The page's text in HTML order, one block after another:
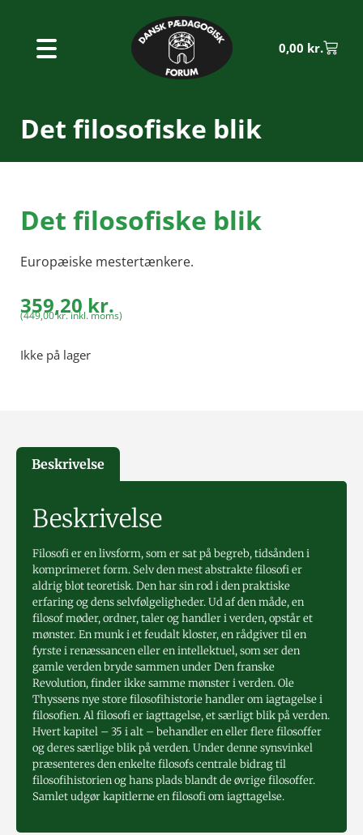
0,00 kr.
Det filosofiske blik
Det filosofiske blik
Europæiske mestertænkere.
359,20kr.
(449,00kr.inkl. moms)
Ikke på lager
Beskrivelse
Beskrivelse
Filosofi er en livsform, som er sat på begreb, tidsånden i
kom­pri­meret form. Selv den mest abstrakte filosofi er
aldrig blot teoretisk. Den har sin rod i den praktiske
erfaring og dens selvfølgeligheder. Ud af den måde, en
filosof møder, ordner, taler og handler i verden, opstår et
mønster. En munk i et feudalt kloster, en rådgiver til en
fyrste i renæssancen eller en intel­lektuel, som ser den
gamle verden bryde sammen under Den franske
Revolution, finder ikke samme mønster i verden. Ole
Thyssens nye store filosofihistorie handler om iagtagelse i
filosofien. Al filosofi er iagttagelse, et særligt blik på verden.
Hvert kapitel – 35 i alt – behandler en eller flere filosoffer
og deres særlige blik på verden. Under denne synsvinkel
præsenteres den enkelte filosofs centrale bidrag til
filosofihistorien og hans plads blandt de øvrige filosoffer.
Samlet udgør kapitlerne en filosofi om iagttagelse.